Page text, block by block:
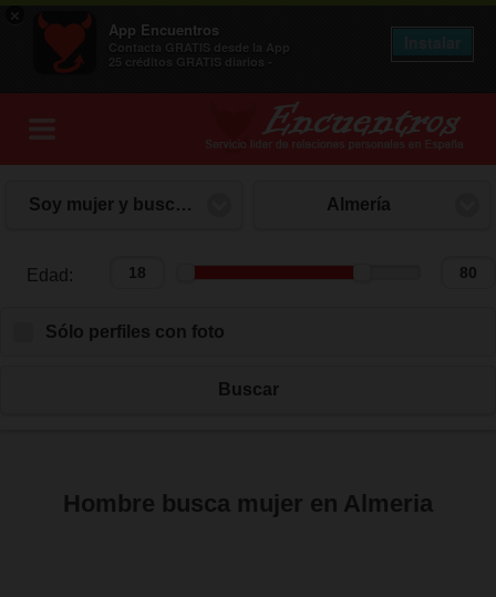
×
App Encuentros
Contacta GRATIS desde la App
25 créditos GRATIS diarios -
Soy mujer y busco hombre Almería
Edad: Edad:
Sólo perfiles con foto
Buscar
Hombre busca mujer en Almeria